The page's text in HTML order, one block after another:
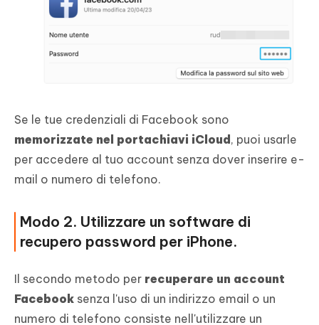
Se le tue credenziali di Facebook sono
memorizzate nel portachiavi iCloud, puoi usarle
per accedere al tuo account senza dover inserire e-
mail o numero di telefono.
Modo 2. Utilizzare un software di
recupero password per iPhone.
Il secondo metodo per recuperare un account
Facebook senza l'uso di un indirizzo email o un
numero di telefono consiste nell'utilizzare un